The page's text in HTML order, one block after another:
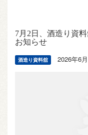
7月2日、酒造り資
お知らせ
酒造り資料舘 2026年6